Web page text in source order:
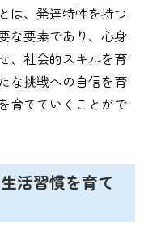
は、発達特性を持つ
な要素であり、心身
、社会的スキルを育
な挑戦への自信を育
育てていくことがで
活習慣を育て